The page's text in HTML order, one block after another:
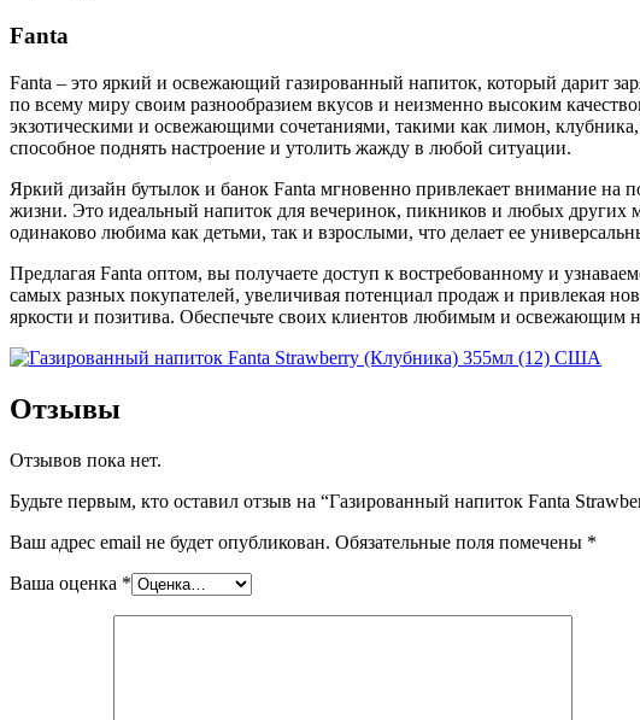
Fanta
Fanta – это яркий и освежающий газированный напиток, который дарит
по всему миру своим разнообразием вкусов и неизменно высоким
экзотическими и освежающими сочетаниями, такими как лимон,
способное поднять настроение и утолить жажду в любой ситуации.
Яркий дизайн бутылок и банок Fanta мгновенно привлекает внимание на
жизни. Это идеальный напиток для вечеринок, пикников и любых других
одинаково любима как детьми, так и взрослыми, что делает ее
Предлагая Fanta оптом, вы получаете доступ к востребованному и
самых разных покупателей, увеличивая потенциал продаж и привлекая
яркости и позитива. Обеспечьте своих клиентов любимым и освежающим
Отзывы
Отзывов пока нет.
Будьте первым, кто оставил отзыв на “Газированный напиток Fanta
Ваш адрес email не будет опубликован. Обязательные поля помечены *
Ваша оценка *